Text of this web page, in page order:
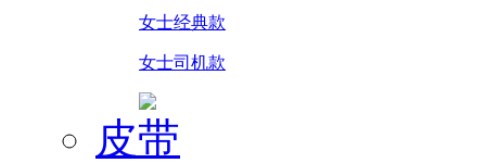
女士经典款
女士司机款
皮带